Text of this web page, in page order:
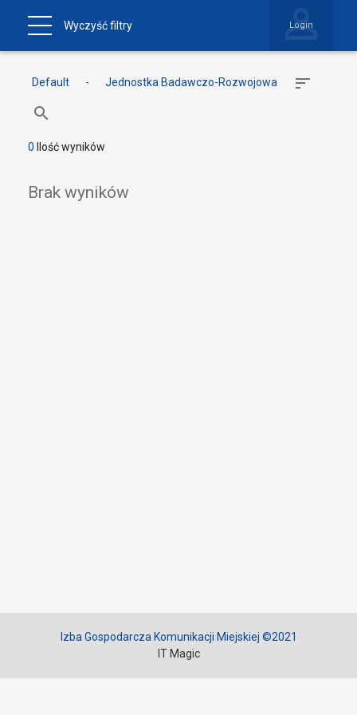
Wyczyść filtry Login
Default - Jednostka Badawczo-Rozwojowa
0 Ilość wyników
Brak wyników
Izba Gospodarcza Komunikacji Miejskiej ©2021
IT Magic